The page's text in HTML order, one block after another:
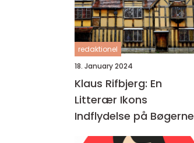
redaktionel
18. January 2024
Klaus Rifbjerg: En
Litterær Ikons
Indflydelse på Bøgerne
Igennem Tiderne